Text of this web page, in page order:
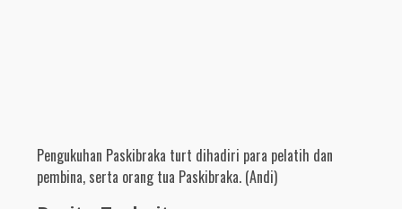
Pengukuhan Paskibraka turt dihadiri para pelatih dan
pembina, serta orang tua Paskibraka. (Andi)